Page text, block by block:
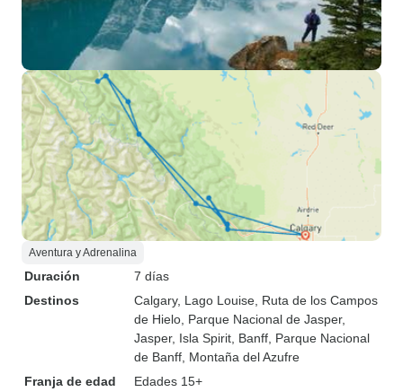
Aventura y Adrenalina
Duración
7 días
Destinos
Calgary, Lago Louise , Ruta de los Campos
de Hielo , Parque Nacional de Jasper,
Jasper, Isla Spirit , Banff , Parque Nacional
de Banff , Montaña del Azufre
Franja de edad
Edades 15+